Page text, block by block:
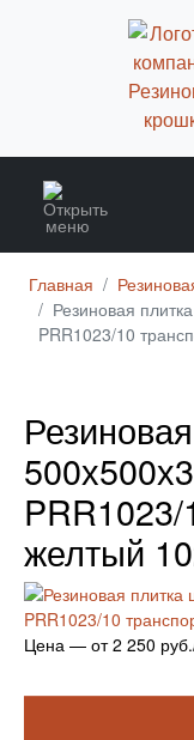
Главная
Резиновая
PRR1023/10
желтый
Цена — от 2 250